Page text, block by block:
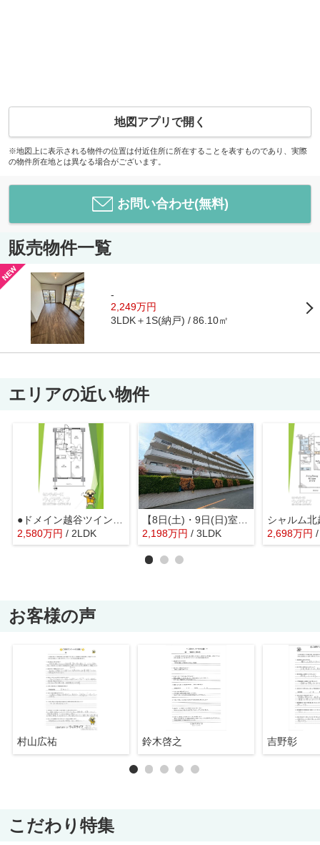
地図アプリで開く
※地図上に表示される物件の位置は付近住所に所在することを表すものであり、実際
の物件所在地とは異なる場合がございます。
お問い合わせ(無料)
販売物件一覧
-
2,249万円
3LDK＋1S(納戸) 86.10㎡
エリアの近い物件
2,580万円 / 2LDK
2,198万円 / 3LDK
シャルム北
2,698万円
お客様の声
村山広祐 鈴木啓之 吉野彰
こだわり特集